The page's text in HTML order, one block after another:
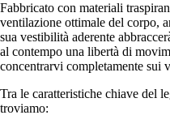
Fabbricato con materiali
ventilazione ottimale del corpo,
sua vestibilità aderente
al contempo una libertà di
concentrarvi completamente sui
Tra le caratteristiche chiave del
troviamo: